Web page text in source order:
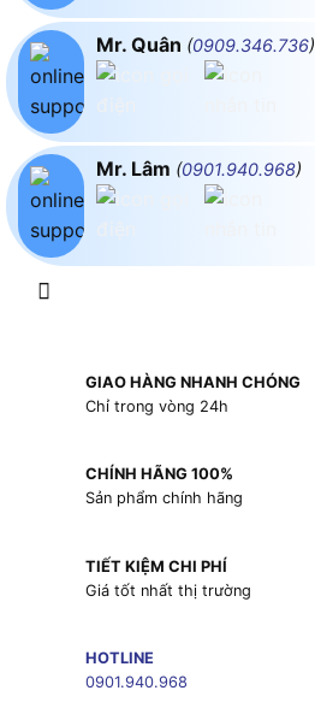
Mr. Quân (0909.346.736)
Mr. Lâm (0901.940.968)
GIAO HÀNG NHANH CHÓNG
Chỉ trong vòng 24h
CHÍNH HÃNG 100%
Sản phẩm chính hãng
TIẾT KIỆM CHI PHÍ
Giá tốt nhất thị trường
HOTLINE
0901.940.968